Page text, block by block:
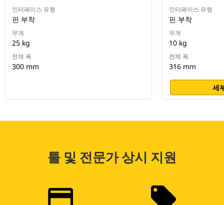
인터페이스 유형
핀 부착
무게
25 kg
전체 폭
300 mm
인터페이스 유형
핀 부착
무게
10 kg
전체 폭
316 mm
세
툴 및 전문가 상시 지원